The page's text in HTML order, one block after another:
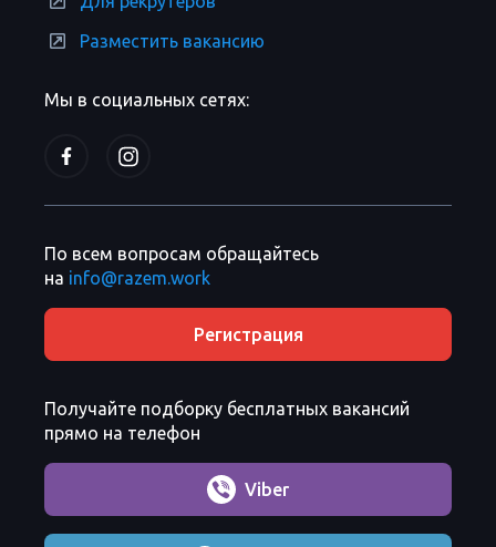
Мы в социальных сетях:
Разместить вакансию
По всем вопросам обращайтесь
на info@razem.work
Регистрация
Получайте подборку бесплатных вакансий
прямо на телефон
Viber